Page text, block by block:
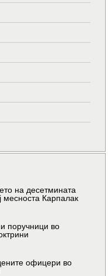
на десетмината
месноста Карпалак
поручници во
офицери во